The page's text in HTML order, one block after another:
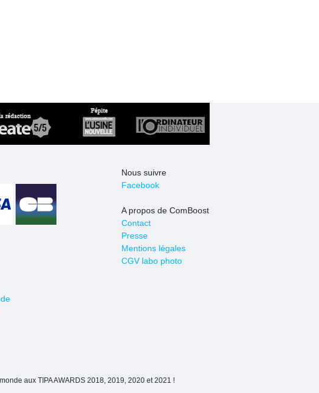
Nous suivre
Facebook
A propos de ComBoost
Contact
Presse
Mentions légales
CGV labo photo
aux TIPA AWARDS 2018, 2019, 2020 et 2021 !